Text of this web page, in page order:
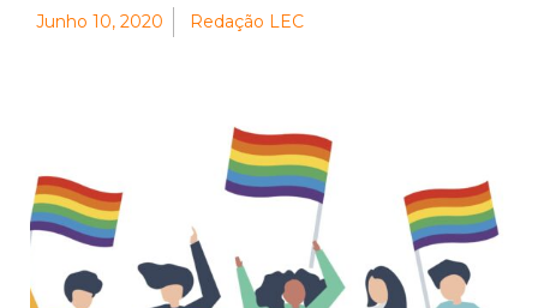
Junho 10, 2020 Redação LEC